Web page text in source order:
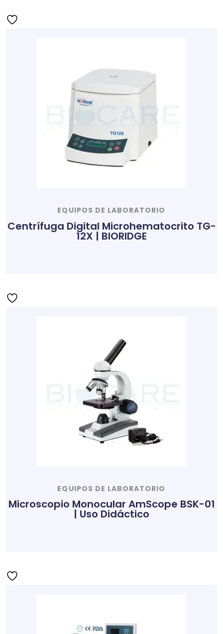
EQUIPOS DE LABORATORIO
Centrífuga Digital Microhematocrito TG-
12X | BIORIDGE
EQUIPOS DE LABORATORIO
Microscopio Monocular AmScope BSK-01
| Uso Didáctico